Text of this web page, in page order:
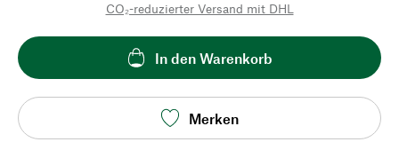
CO₂-reduzierter Versand mit DHL
In den Warenkorb
Merken